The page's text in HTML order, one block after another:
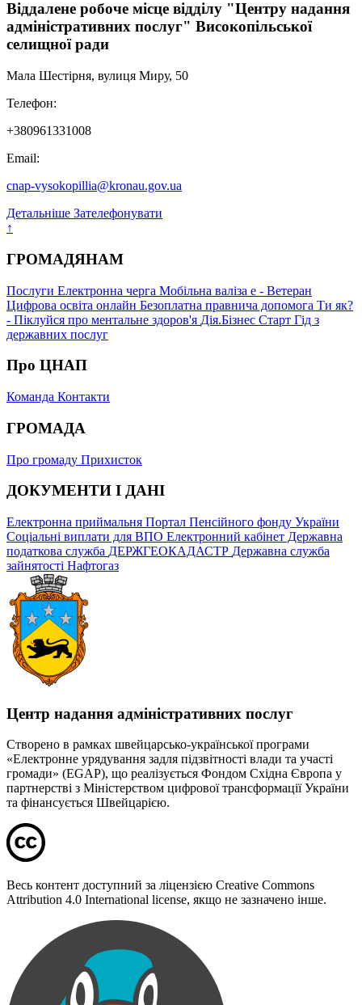
Віддалене робоче місце відділу "Центру надання
адміністративних послуг" Високопільської
селищної ради
Мала Шестірня, вулиця Миру, 50
Телефон:
+380961331008
Email:
cnap-vysokopillia@kronau.gov.ua
Детальніше Зателефонувати
↑
ГРОМАДЯНАМ
Послуги Електронна черга Мобільна валіза е - Ветеран
Цифрова освіта онлайн Безоплатна правнича допомога Ти як?
- Піклуйся про ментальне здоров'я Дія.Бізнес Старт Гід з
державних послуг
Про ЦНАП
Команда Контакти
ГРОМАДА
Про громаду Прихисток
ДОКУМЕНТИ І ДАНІ
Електронна приймальня Портал Пенсійного фонду України
Соціальні виплати для ВПО Електронний кабінет Державна
податкова служба ДЕРЖГЕОКАДАСТР Державна служба
зайнятості Нафтогаз
Центр надання адміністративних послуг
Створено в рамках швейцарсько-української програми
«Електронне урядування задля підзвітності влади та участі
громади» (EGAP), що реалізується Фондом Східна Європа у
партнерстві з Міністерством цифрової трансформації України
та фінансується Швейцарією.
Весь контент доступний за ліцензією Creative Commons
Attribution 4.0 International license, якщо не зазначено інше.